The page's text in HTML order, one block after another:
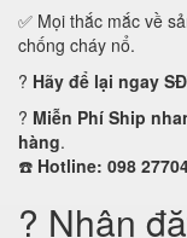
✅ Mọi thắc mắc về
chống cháy nổ.
? Hãy để lại ngay
? Miễn Phí Ship
hàng.
☎️ Hotline: 098
? Nhận